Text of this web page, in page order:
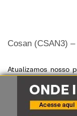
Cosan (CSAN3)
Atualizamos nosso
trimestre anterior e
de 2020. Para o
volumes da